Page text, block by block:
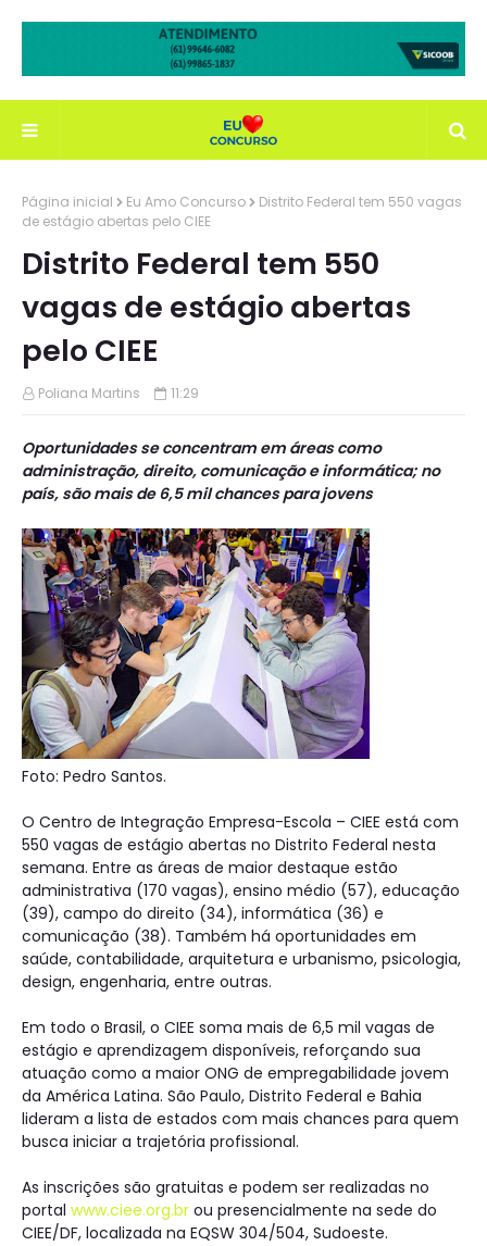
Página inicial Eu Amo Concurso
Distrito Federal tem 550 vagas
de estágio abertas pelo CIEE
Distrito Federal tem 550
vagas de estágio abertas
pelo CIEE
Poliana Martins 11:29
Oportunidades se concentram em áreas como
administração, direito, comunicação e informática; no
país, são mais de 6,5 mil chances para jovens
Foto: Pedro Santos.
O Centro de Integração Empresa-Escola – CIEE está com
550 vagas de estágio abertas no Distrito Federal nesta
semana. Entre as áreas de maior destaque estão
administrativa (170 vagas), ensino médio (57), educação
(39), campo do direito (34), informática (36) e
comunicação (38). Também há oportunidades em
saúde, contabilidade, arquitetura e urbanismo, psicologia,
design, engenharia, entre outras.
Em todo o Brasil, o CIEE soma mais de 6,5 mil vagas de
estágio e aprendizagem disponíveis, reforçando sua
atuação como a maior ONG de empregabilidade jovem
da América Latina. São Paulo, Distrito Federal e Bahia
lideram a lista de estados com mais chances para quem
busca iniciar a trajetória profissional.
As inscrições são gratuitas e podem ser realizadas no
portal www.ciee.org.br ou presencialmente na sede do
CIEE/DF, localizada na EQSW 304/504, Sudoeste.